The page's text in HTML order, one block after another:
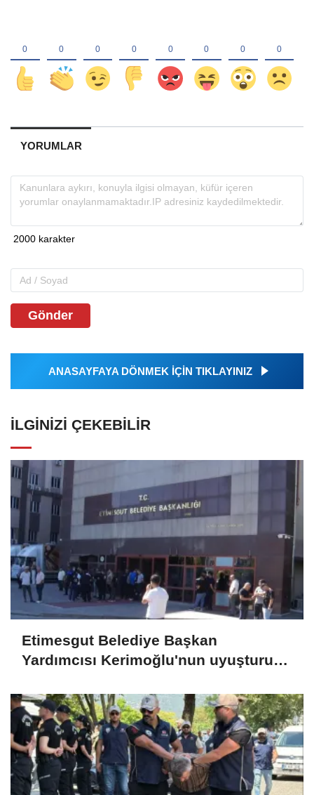
YORUMLAR
Gönder
ANASAYFAYA DÖNMEK İÇİN TIKLAYINIZ
İLGINIZI ÇEKEBILIR
Etimesgut Belediye Başkan
Yardımcısı Kerimoğlu'nun uyuşturucu